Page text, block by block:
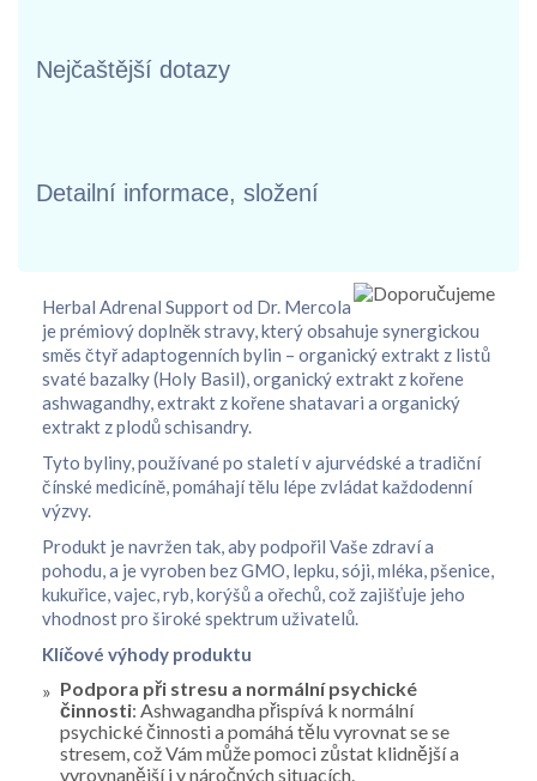
Nejčaštější dotazy
Detailní informace, složení
Herbal Adrenal Support od Dr. Mercola
je prémiový doplněk stravy, který obsahuje synergickou
směs čtyř adaptogenních bylin – organický extrakt z listů
svaté bazalky (Holy Basil), organický extrakt z kořene
ashwagandhy, extrakt z kořene shatavari a organický
extrakt z plodů schisandry.
Tyto byliny, používané po staletí v ajurvédské a tradiční
čínské medicíně, pomáhají tělu lépe zvládat každodenní
výzvy.
Produkt je navržen tak, aby podpořil Vaše zdraví a
pohodu, a je vyroben bez GMO, lepku, sóji, mléka, pšenice,
kukuřice, vajec, ryb, korýšů a ořechů, což zajišťuje jeho
vhodnost pro široké spektrum uživatelů.
Klíčové výhody produktu
Podpora při stresu a normální psychické
činnosti: Ashwagandha přispívá k normální
psychické činnosti a pomáhá tělu vyrovnat se se
stresem, což Vám může pomoci zůstat klidnější a
vyrovnanější i v náročných situacích.